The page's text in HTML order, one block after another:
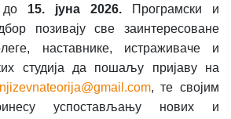
до 15. јуна 2026. Програмски и
позивају све заинтересоване
наставнике, истраживаче и
студија да пошаљу пријаву на
, те својим
успостављању нових и